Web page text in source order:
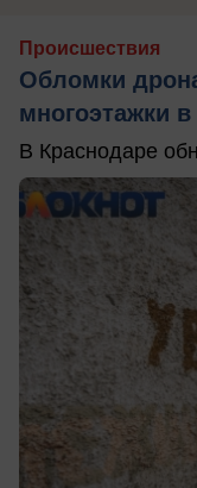
Происшествия
Обломки
многоэтажки
В Краснодаре